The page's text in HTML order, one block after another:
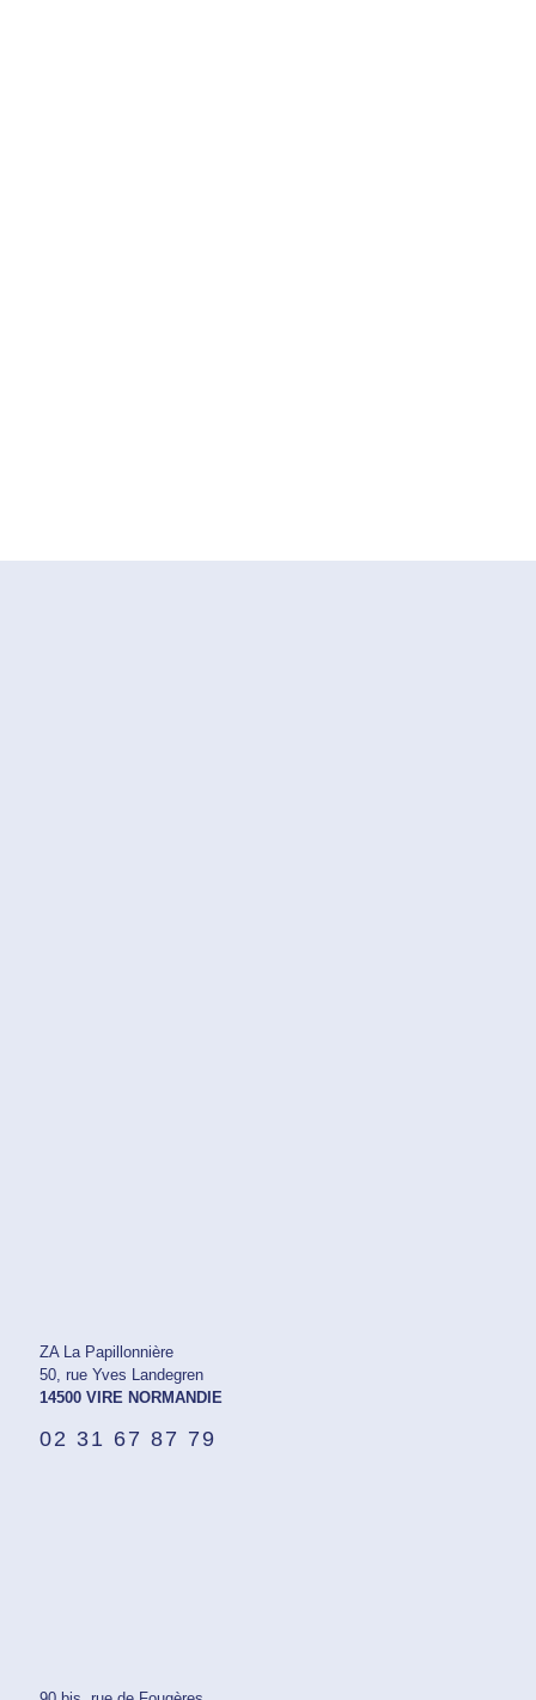
ZA La Papillonnière
50, rue Yves Landegren
14500 VIRE NORMANDIE
02 31 67 87 79